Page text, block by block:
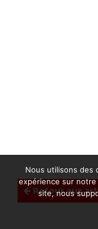
Retour aux
Nous utilisons des
expérience sur
site, nous